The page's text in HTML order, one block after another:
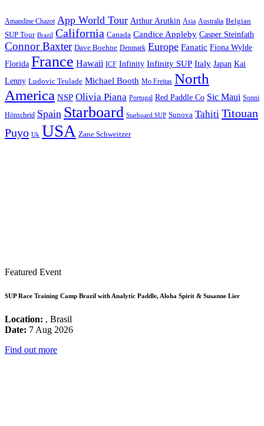
Amandine Chazot App World Tour Arthur Arutkin Asia Australia Belgian
SUP Tour Brazil California Canada Candice Appleby Casper Steinfath
Connor Baxter Dave Boehne Denmark Europe Fanatic Fiona Wylde
Florida France Hawaii ICF Infinity Infinity SUP Italy Japan Kai
Lenny Ludovic Teulade Michael Booth Mo Freitas North
America NSP Olivia Piana Portugal Red Paddle Co Sic Maui Sonni
Hönscheid Spain Starboard Starboard SUP Sunova Tahiti Titouan
Puyo Uk USA Zane Schweitzer
Featured Event
SUP Race Training Camp Brazil with Analytic Paddle, Aloha Spirit & Susanne Lier
Location: , Brasil
Date: 7 Aug 2026
Find out more